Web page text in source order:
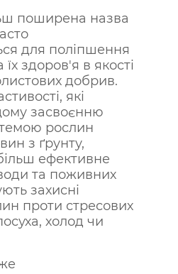
поширена назва
для поліпшення
здоров'я в якості
добрив.
які
засвоєнню
рослин
з ґрунту,
ефективне
та поживних
захисні
проти стресових
холод чи